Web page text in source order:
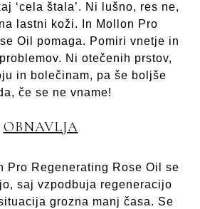
‘cela štala’. Ni lušno, res ne,
lastni koži. In Mollon Pro
Oil pomaga. Pomiri vnetje in
Ni otečenih prstov,
in bolečinam, pa še boljše
če se ne vname!
OBNAVLJA
Pro Regenerating Rose Oil se
saj vzpodbuja regeneracijo
grozna manj časa. Se